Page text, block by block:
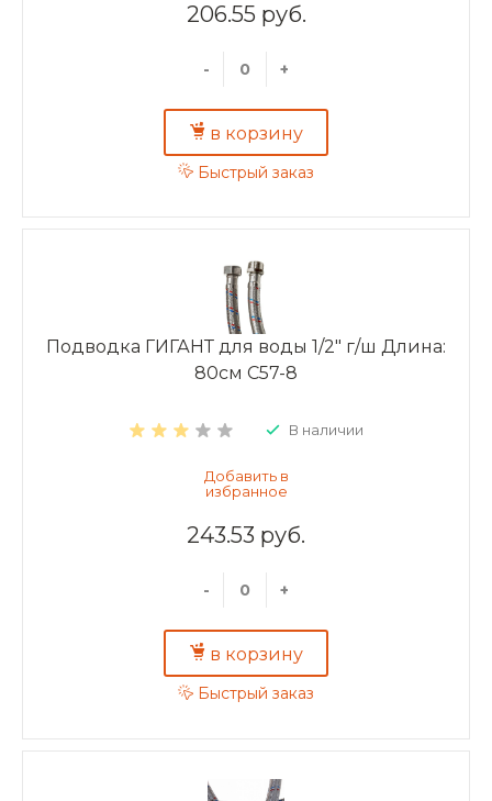
206.55 руб.
- +
в корзину
Быстрый заказ
Подводка ГИГАНТ для воды 1/2" г/ш Длина:
80см C57-8
В наличии
243.53 руб.
- +
в корзину
Быстрый заказ